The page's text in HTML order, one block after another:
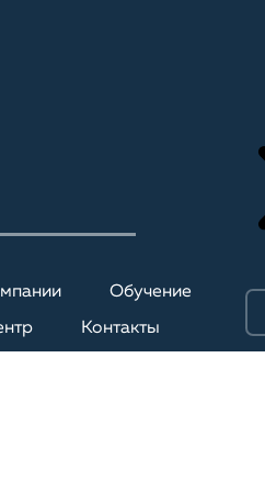
Обучение
Контакты